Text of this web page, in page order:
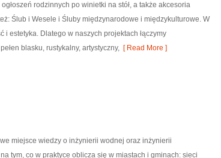
rodzinnych po winietki na stół, a także akcesoria
Ślub i Wesele i Śluby międzynarodowe i międzykulturowe. W
estetyka. Dlatego w naszych projektach łączymy
blasku, rustykalny, artystyczny, [ Read More ]
miejsce wiedzy o inżynierii wodnej oraz inżynierii
tym, co w praktyce oblicza się w miastach i gminach: sieci